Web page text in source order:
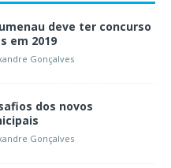
deve ter concurso
em 2019
Gonçalves
dos novos
Gonçalves